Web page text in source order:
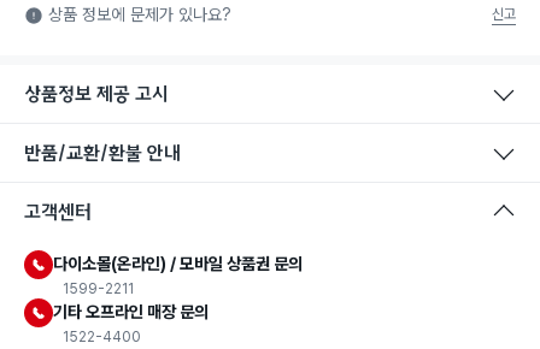
상품 정보에 문제가 있나요? 신고
상품정보 제공 고시
반품/교환/환불 안내
고객센터
다이소몰(온라인) / 모바일 상품권 문의
1599-2211
기타 오프라인 매장 문의
1522-4400